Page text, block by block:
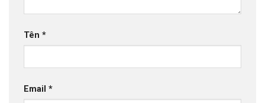
Tên *
Email *